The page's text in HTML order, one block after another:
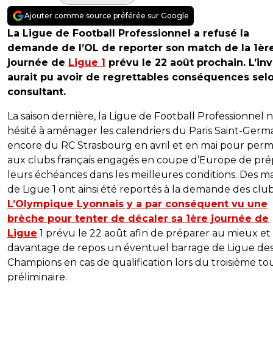
Ajouter comme source préférée sur Google
La Ligue de Football Professionnel a refusé la
demande de l’OL de reporter son match de la
journée de Ligue 1 prévu le 22 août prochain.
aurait pu avoir de regrettables conséquences
consultant.
La saison dernière, la Ligue de Football Professionnel
hésité à aménager les calendriers du Paris Saint-
encore du RC Strasbourg en avril et en mai pour
aux clubs français engagés en coupe d’Europe de
leurs échéances dans les meilleures conditions. Des
de Ligue 1 ont ainsi été reportés à la demande des
L’Olympique Lyonnais y a par conséquent vu une
brèche pour tenter de décaler sa 1ère journée de
Ligue 1 prévu le 22 août afin de préparer au mieux et
davantage de repos un éventuel barrage de Ligue
Champions en cas de qualification lors du troisième
préliminaire.